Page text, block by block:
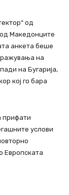
од
Македонците
анкета беше
на
на Бугарија,
кој го бара
прифати
услови
Европската